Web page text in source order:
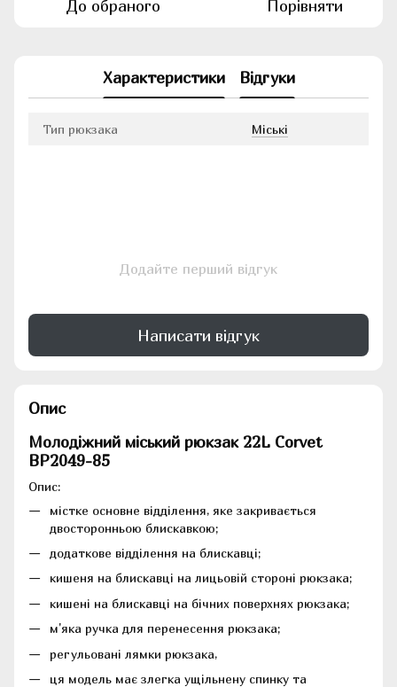
До обраного Порівняти
Характеристики Відгуки
Тип рюкзака Міські
Додайте перший відгук
Написати відгук
Опис
Молодіжний міський рюкзак 22L Corvet
BP2049-85
Опис:
містке основне відділення, яке закривається
двосторонньою блискавкою;
додаткове відділення на блискавці;
кишеня на блискавці на лицьовій стороні рюкзака;
кишені на блискавці на бічних поверхнях рюкзака;
м'яка ручка для перенесення рюкзака;
регульовані лямки рюкзака,
ця модель має злегка ущільнену спинку та